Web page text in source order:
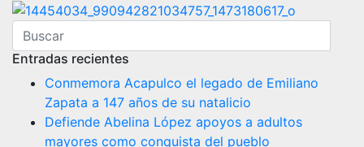
Entradas recientes
Conmemora Acapulco el legado de Emiliano
Zapata a 147 años de su natalicio
Defiende Abelina López apoyos a adultos
mayores como conquista del pueblo